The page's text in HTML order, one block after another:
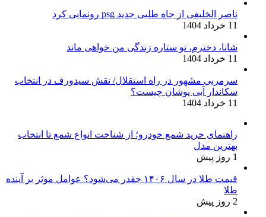
ناصر الخلیفی از جاه طلبی جدید psg رونمایی کرد
11 خرداد 1404
شانا، دخترم، تو ستاره زندگی من خواهی ماند
11 خرداد 1404
سرمربی مشهور در راه استقلال/ نقش سیدورف در انتخاب
سکاندار آبی پوشان چیست؟
11 خرداد 1404
راهنمای خرید شمع خودرو؛ از شناخت انواع شمع تا انتخاب
بهترین مدل
1 روز پیش
قیمت طلا در سال ۱۴۰۶ چقدر می‌شود؟ عوامل موثر بر آینده
طلا
2 روز پیش